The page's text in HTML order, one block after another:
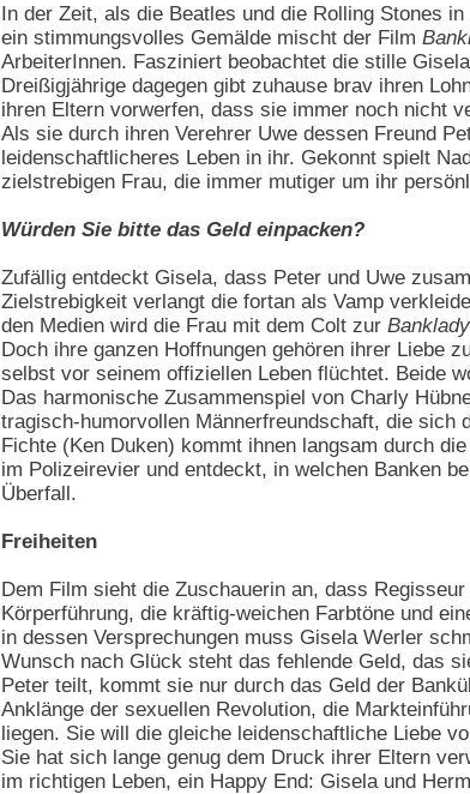
In der Zeit, als die Beatles und die Rolling Stones
ein stimmungsvolles Gemälde mischt der Film
ArbeiterInnen. Fasziniert beobachtet die stille
Dreißigjährige dagegen gibt zuhause brav ihren
ihren Eltern vorwerfen, dass sie immer noch nicht
Als sie durch ihren Verehrer Uwe dessen Freund
leidenschaftlicheres Leben in ihr. Gekonnt spielt
zielstrebigen Frau, die immer mutiger um ihr
Würden Sie bitte das Geld einpacken?
Zufällig entdeckt Gisela, dass Peter und Uwe
Zielstrebigkeit verlangt die fortan als Vamp
den Medien wird die Frau mit dem Colt zur Banklady
Doch ihre ganzen Hoffnungen gehören ihrer Liebe
selbst vor seinem offiziellen Leben flüchtet. Beide
Das harmonische Zusammenspiel von Charly
tragisch-humorvollen Männerfreundschaft, die
Fichte (Ken Duken) kommt ihnen langsam durch
im Polizeirevier und entdeckt, in welchen Banken
Überfall.
Freiheiten
Dem Film sieht die Zuschauerin an, dass
Körperführung, die kräftig-weichen Farbtöne und
in dessen Versprechungen muss Gisela Werler
Wunsch nach Glück steht das fehlende Geld, das
Peter teilt, kommt sie nur durch das Geld der
Anklänge der sexuellen Revolution, die
liegen. Sie will die gleiche leidenschaftliche Liebe
Sie hat sich lange genug dem Druck ihrer Eltern
im richtigen Leben, ein Happy End: Gisela und